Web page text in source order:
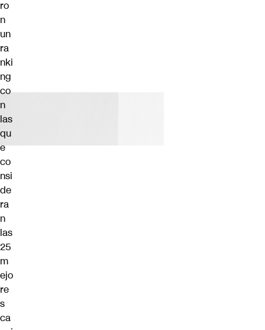
ro
n
un
ra
nki
ng
co
n
las
qu
e
co
nsi
de
ra
n
las
25
m
ejo
re
s
ca